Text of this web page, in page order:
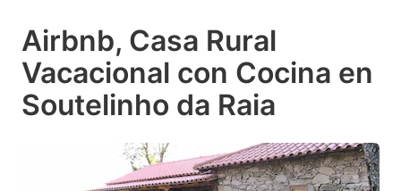
Airbnb, Casa Rural
Vacacional con Cocina en
Soutelinho da Raia